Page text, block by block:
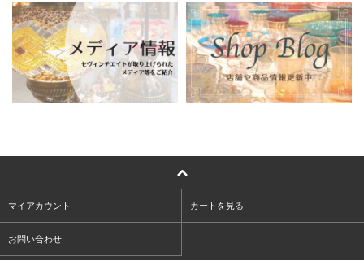
マイアカウント カートを見る
お問い合わせ